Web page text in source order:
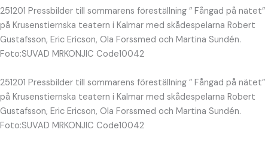
251201 Pressbilder till sommarens föreställning ” Fångad på nätet”
på Krusenstiernska teatern i Kalmar med skådespelarna Robert
Gustafsson, Eric Ericson, Ola Forssmed och Martina Sundén.
Foto:SUVAD MRKONJIC Code10042
251201 Pressbilder till sommarens föreställning ” Fångad på nätet”
på Krusenstiernska teatern i Kalmar med skådespelarna Robert
Gustafsson, Eric Ericson, Ola Forssmed och Martina Sundén.
Foto:SUVAD MRKONJIC Code10042